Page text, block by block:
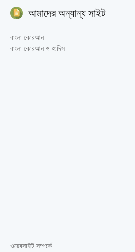
আমাদের অন্যান্য সাইট
বাংলা কোরআন
বাংলা কোরআন ও হাদিস
ওয়েবসাইট সম্পর্কে